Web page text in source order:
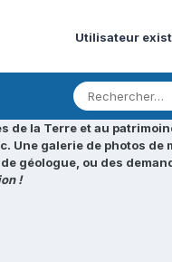
Utilisateur
de la Terre et au
galerie de photos de
géologue, ou des
!